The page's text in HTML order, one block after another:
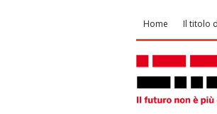
Home Il titolo